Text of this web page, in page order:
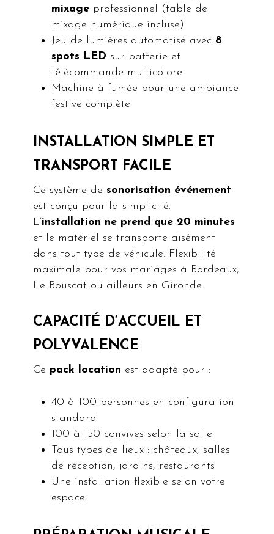
mixage professionnel (table de
mixage numérique incluse)
Jeu de lumières automatisé avec 8
spots LED sur batterie et
télécommande multicolore
Machine à fumée pour une ambiance
festive complète
INSTALLATION SIMPLE ET
TRANSPORT FACILE
Ce système desonorisation événement
est conçu pour la simplicité.
L’installation ne prend que 20 minutes
et le matériel se transporte aisément
dans tout type de véhicule. Flexibilité
maximale pour vos mariages à Bordeaux,
Le Bouscat ou ailleurs en Gironde.
CAPACITÉ D’ACCUEIL ET
POLYVALENCE
Ce pack location est adapté pour :
40 à 100 personnes en configuration
standard
100 à 150 convives selon la salle
Tous types de lieux : châteaux, salles
de réception, jardins, restaurants
Une installation flexible selon votre
espace